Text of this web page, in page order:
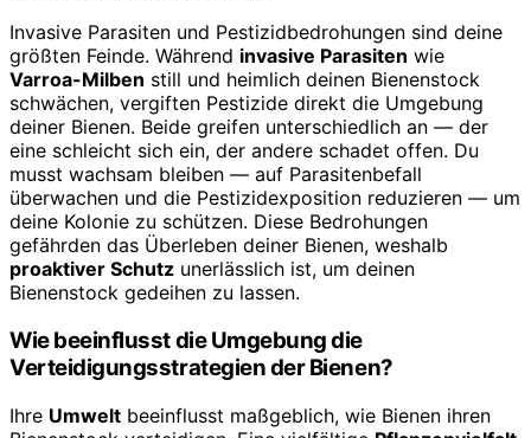
Invasive Parasiten und Pestizidbedrohungen sind deine
größten Feinde. Während invasive Parasiten wie
Varroa-Milben still und heimlich deinen Bienenstock
schwächen, vergiften Pestizide direkt die Umgebung
deiner Bienen. Beide greifen unterschiedlich an — der
eine schleicht sich ein, der andere schadet offen. Du
musst wachsam bleiben — auf Parasitenbefall
überwachen und die Pestizidexposition reduzieren — um
deine Kolonie zu schützen. Diese Bedrohungen
gefährden das Überleben deiner Bienen, weshalb
proaktiver Schutz unerlässlich ist, um deinen
Bienenstock gedeihen zu lassen.
Wie beeinflusst die Umgebung die
Verteidigungsstrategien der Bienen?
Ihre Umwelt beeinflusst maßgeblich, wie Bienen ihren